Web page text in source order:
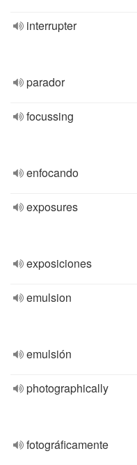
interrupter
parador
focussing
enfocando
exposures
exposiciones
emulsion
emulsión
photographically
fotográficamente